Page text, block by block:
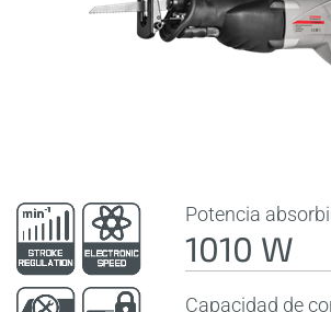
Potencia
1010 W
Capacidad de